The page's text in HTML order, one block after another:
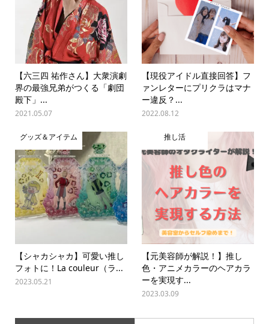
【六三四 祐作さん】大衆演劇
界の最強兄弟がつくる「劇団
殿下」...
2021.05.07
【現役アイドル直接回答】フ
ァンレターにプリクラはマナ
ー違反？...
2022.08.12
グッズ＆アイテム
【シャカシャカ】可愛い推し
フォトに！La couleur（ラ...
2023.05.21
推し活
【元美容師が解説！】推し
色・アニメカラーのヘアカラ
ーを実現す...
2023.03.09